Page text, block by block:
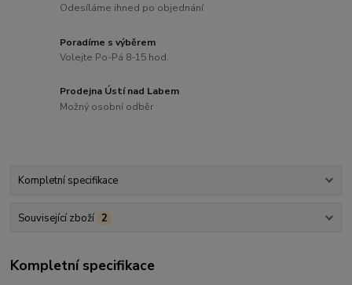
Odesíláme ihned po objednání
Poradíme s výběrem
Volejte Po-Pá 8-15 hod.
Prodejna Ústí nad Labem
Možný osobní odběr
Kompletní specifikace
Související zboží 2
Kompletní specifikace